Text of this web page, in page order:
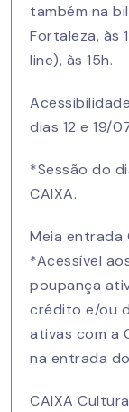
também na
Fortaleza, às
line), às 15h.
dias 12 e 19/
*Sessão do
CAIXA.
Meia entrada
*Acessível
poupança
crédito e/ou
ativas com a
na entrada
CAIXA